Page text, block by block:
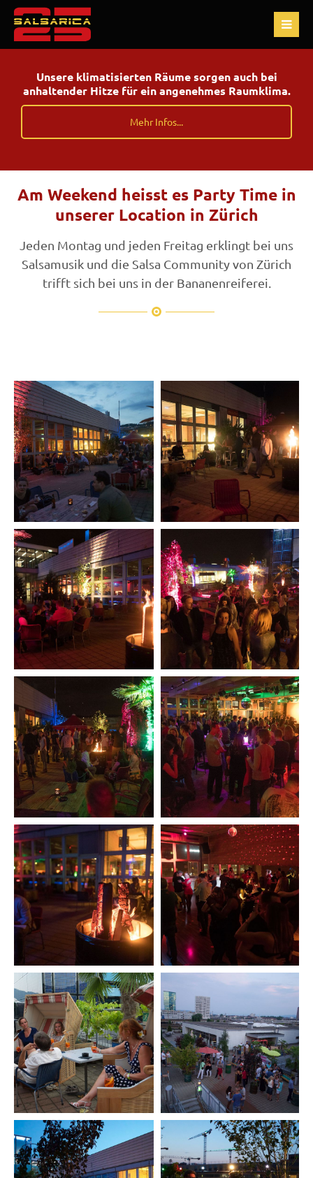
Unsere klimatisierten Räume sorgen auch bei
anhaltender Hitze für ein angenehmes Raumklima.
Mehr Infos...
Am Weekend heisst es Party Time in
unserer Location in Zürich
Jeden Montag und jeden Freitag erklingt bei uns
Salsamusik und die Salsa Community von Zürich
trifft sich bei uns in der Bananenreiferei.